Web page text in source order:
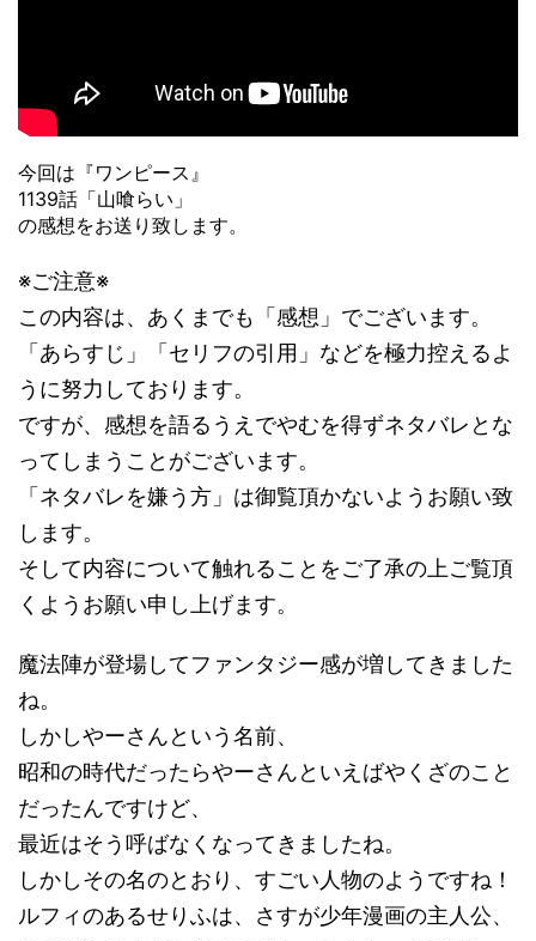
今回は『ワンピース』
1139話「山喰らい」
の感想をお送り致します。
※ご注意※
この内容は、あくまでも「感想」でございます。
「あらすじ」「セリフの引用」などを極力控えるよ
うに努力しております。
ですが、感想を語るうえでやむを得ずネタバレとな
ってしまうことがございます。
「ネタバレを嫌う方」は御覧頂かないようお願い致
します。
そして内容について触れることをご了承の上ご覧頂
くようお願い申し上げます。
魔法陣が登場してファンタジー感が増してきました
ね。
しかしやーさんという名前、
昭和の時代だったらやーさんといえばやくざのこと
だったんですけど、
最近はそう呼ばなくなってきましたね。
しかしその名のとおり、すごい人物のようですね！
ルフィのあるせりふは、さすが少年漫画の主人公、